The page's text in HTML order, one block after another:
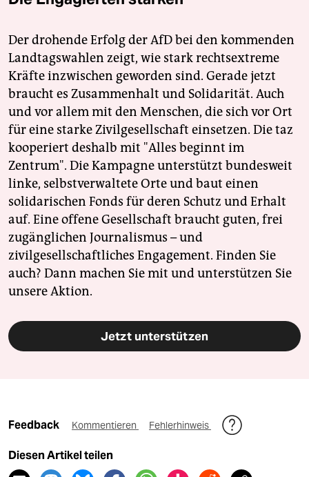
Der drohende Erfolg der AfD bei den kommenden
Landtagswahlen zeigt, wie stark rechtsextreme
Kräfte inzwischen geworden sind. Gerade jetzt
braucht es Zusammenhalt und Solidarität. Auch
und vor allem mit den Menschen, die sich vor Ort
für eine starke Zivilgesellschaft einsetzen. Die taz
kooperiert deshalb mit "Alles beginnt im
Zentrum". Die Kampagne unterstützt bundesweit
linke, selbstverwaltete Orte und baut einen
solidarischen Fonds für deren Schutz und Erhalt
auf. Eine offene Gesellschaft braucht guten, frei
zugänglichen Journalismus – und
zivilgesellschaftliches Engagement. Finden Sie
auch? Dann machen Sie mit und unterstützen Sie
unsere Aktion.
Jetzt unterstützen
Feedback Kommentieren Fehlerhinweis
Diesen Artikel teilen